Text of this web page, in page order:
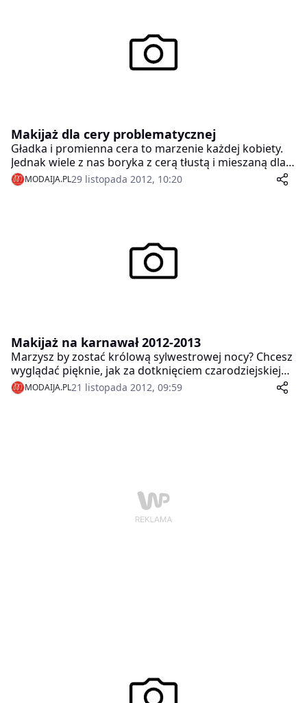
Makijaż dla cery problematycznej
Gładka i promienna cera to marzenie każdej kobiety.
Jednak wiele z nas boryka z cerą tłustą i mieszaną dla
której szczególnie trudno znaleźć nie tylko
odpowiednie produkty do pielęgnacji, ale również do
MODAIJA.PL29 listopada 2012, 10:20
Makijaż na karnawał 2012-2013
Marzysz by zostać królową sylwestrowej nocy? Chcesz
wyglądać pięknie, jak za dotknięciem czarodziejskiej
różdżki?
MODAIJA.PL21 listopada 2012, 09:59